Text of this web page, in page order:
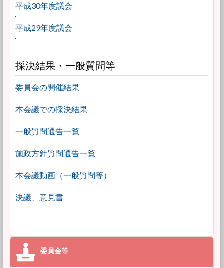
平成30年度議会
平成29年度議会
採決結果・一般質問等
委員会の開催結果
本会議での採決結果
一般質問通告一覧
施政方針質問通告一覧
本会議動画（一般質問等）
決議、意見書